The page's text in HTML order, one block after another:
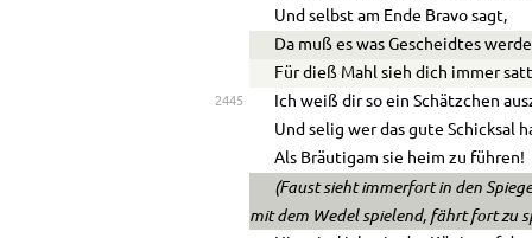
Und selbst am Ende Bravo sagt,
Da muß es was Gescheidtes
Für dieß Mahl sieh dich immer
2445
Ich weiß dir so ein Schätzchen
Und selig wer das gute Schicksal
Als Bräutigam sie heim zu führen!
(Faust sieht immerfort in den
mit dem Wedel spielend, fährt fort zu